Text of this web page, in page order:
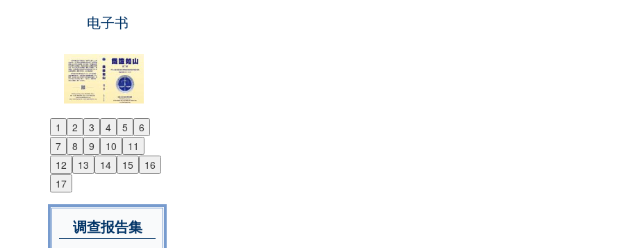
电子书
1 2 3 4 5
6
7
8 9 10
11
12
13 14 15
16
17
Previous
Next
调查报告集